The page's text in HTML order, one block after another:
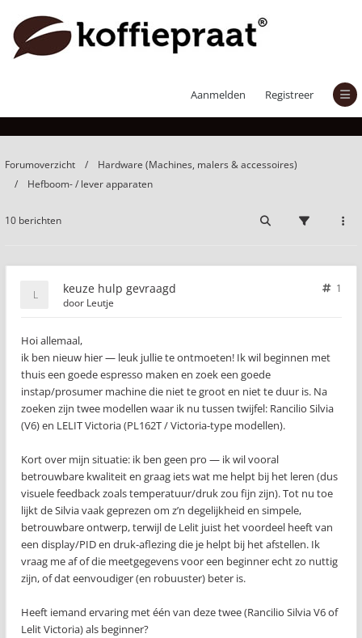
Aanmelden Registreer
Forumoverzicht
Hardware (Machines, malers & accessoires)
Hefboom- / lever apparaten
10 berichten
keuze hulp gevraagd
1
door Leutje
Hoi allemaal,
ik ben nieuw hier — leuk jullie te ontmoeten! Ik wil beginnen met
thuis een goede espresso maken en zoek een goede
instap/prosumer machine die niet te groot en niet te duur is. Na
zoeken zijn twee modellen waar ik nu tussen twijfel: Rancilio Silvia
(V6) en LELIT Victoria (PL162T / Victoria-type modellen).
Kort over mijn situatie: ik ben geen pro — ik wil vooral
betrouwbare kwaliteit en graag iets wat me helpt bij het leren (dus
visuele feedback zoals temperatuur/druk zou fijn zijn). Tot nu toe
lijkt de Silvia vaak geprezen om z’n degelijkheid en simpele,
betrouwbare ontwerp, terwijl de Lelit juist het voordeel heeft van
een display/PID en druk-aflezing die je helpt bij het afstellen. Ik
vraag me af of die meetgegevens voor een beginner echt zo nuttig
zijn, of dat eenvoudiger (en robuuster) beter is.
Heeft iemand ervaring met één van deze twee (Rancilio Silvia V6 of
Lelit Victoria) als beginner?